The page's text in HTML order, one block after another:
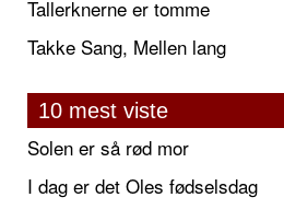
Tallerknerne er tomme
Takke Sang, Mellen lang
10 mest viste
Solen er så rød mor
I dag er det Oles fødselsdag